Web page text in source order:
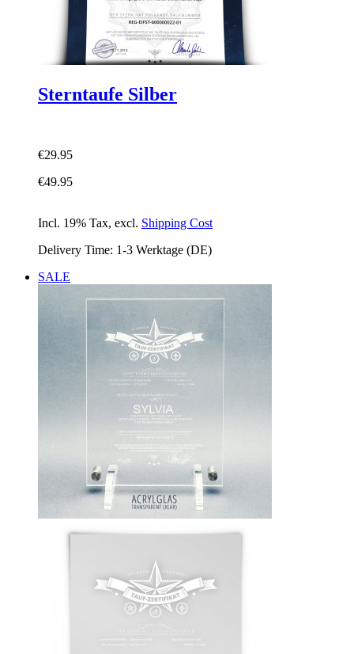
Sterntaufe Silber
€29.95
€49.95
Incl. 19% Tax, excl. Shipping Cost
Delivery Time: 1-3 Werktage (DE)
SALE